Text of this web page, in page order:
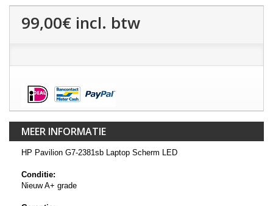
99,00€ incl. btw
MEER INFORMATIE
HP Pavilion G7-2381sb Laptop Scherm LED
Conditie:
Nieuw A+ grade